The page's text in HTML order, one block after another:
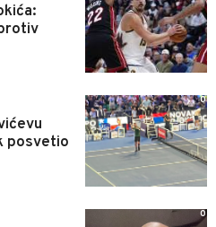
posvetio
0
0